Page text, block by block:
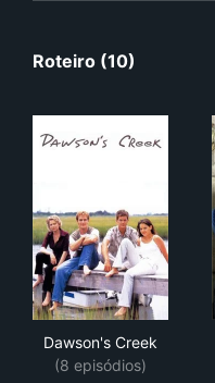
Roteiro (10)
Dawson's Creek
(8 episódios)